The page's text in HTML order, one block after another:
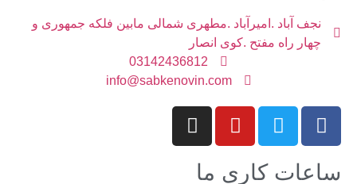
نجف آباد .امیرآباد .مطهری شمالی مابین فلکه جمهوری و
چهار راه مفتح .کوی انصار
03142436812
info@sabkenovin.com
ساعات کاری ما